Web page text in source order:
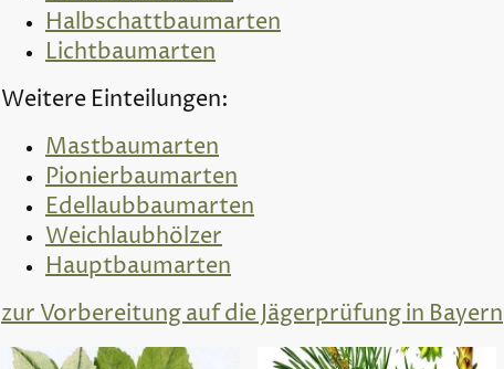
Halbschattbaumarten
Lichtbaumarten
Weitere Einteilungen:
Mastbaumarten
Pionierbaumarten
Edellaubbaumarten
Weichlaubhölzer
Hauptbaumarten
zur Vorbereitung auf die Jägerprüfung in Bayern